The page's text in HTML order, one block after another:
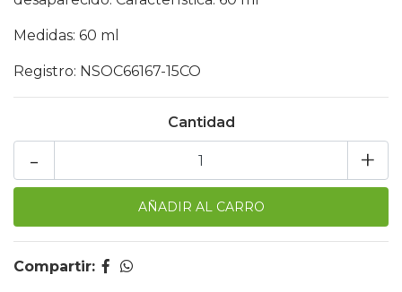
Medidas: 60 ml
Registro: NSOC66167-15CO
Cantidad
+
-
Compartir: